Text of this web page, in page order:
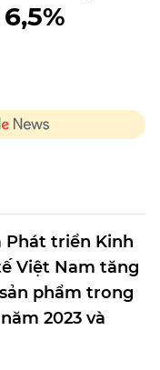
Phát triển Kinh
Việt Nam tăng
phẩm trong
2023 và